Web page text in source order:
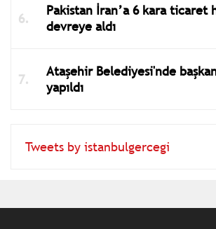
Pakistan İran’a 6 kara ticaret
devreye aldı
Ataşehir Belediyesi'nde
yapıldı
Tweets by istanbulgercegi